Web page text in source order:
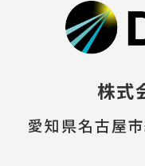
株式
愛知県名古屋